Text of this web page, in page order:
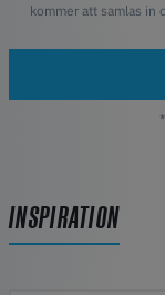
kommer att samlas in
INSPIRATION